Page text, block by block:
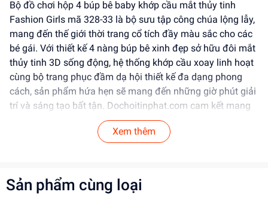
Bộ đồ chơi hộp 4 búp bê baby khớp cầu mắt thủy tinh
Fashion Girls mã 328-33 là bộ sưu tập công chúa lộng lẫy,
mang đến thế giới thời trang cổ tích đầy màu sắc cho các
bé gái. Với thiết kế 4 nàng búp bê xinh đẹp sở hữu đôi mắt
thủy tinh 3D sống động, hệ thống khớp cầu xoay linh hoạt
cùng bộ trang phục đầm dạ hội thiết kế đa dạng phong
cách, sản phẩm hứa hẹn sẽ mang đến những giờ phút giải
trí và sáng tạo bất tận. Dochoitinphat.com cam kết mang
đến sản phẩm an toàn, chất lượng cao cấp cùng mức giá
sỉ tốt nhất thị trường cho các đại lý và khách buôn.
Thiết kế & Kiểu dáng:Hộp gồm 4 búp bê baby xinh
xắn với 4 phong cách trang phục dạ hội riêng biệt
Xem thêm
Sản phẩm cùng loại